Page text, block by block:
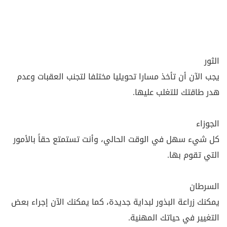
الثور
يجب الآن أن تأخذ مسارا تحويليا مختلفا لتجنب العقبات وعدم
هدر طاقتك للتغلب عليها.
الجوزاء
كل شيء سهل في الوقت الحالي، وأنت تستمتع حقاً بالأمور
التي تقوم بها.
السرطان
يمكنك زراعة البذور لبداية جديدة، كما يمكنك الآن إجراء بعض
التغيير في حياتك المهنية.